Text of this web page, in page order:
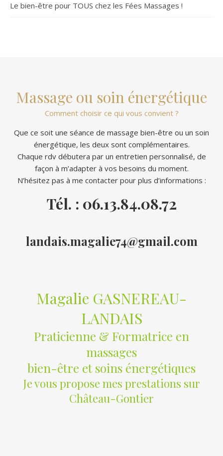
Le bien-être pour TOUS chez les Fées Massages !
Massage ou soin énergétique
Comment choisir ce qui vous convient ?
Que ce soit une séance de massage bien-être ou un soin
énergétique, les deux sont complémentaires.
Chaque rdv débutera par un entretien personnalisé, de
façon à m’adapter à vos besoins du moment.
N’hésitez pas à me contacter pour plus d’informations :
Tél. : 06.13.84.08.72
landais.magalie74@gmail.com
Magalie GASNEREAU-
LANDAIS
Praticienne & Formatrice en
massages
bien-être et soins énergétiques
Je vous propose mes prestations sur
Château-Gontier